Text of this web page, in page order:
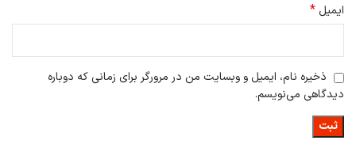
ایمیل *
ذخیره نام، ایمیل و وبسایت من در مرورگر برای زمانی که دوباره
دیدگاهی می‌نویسم.